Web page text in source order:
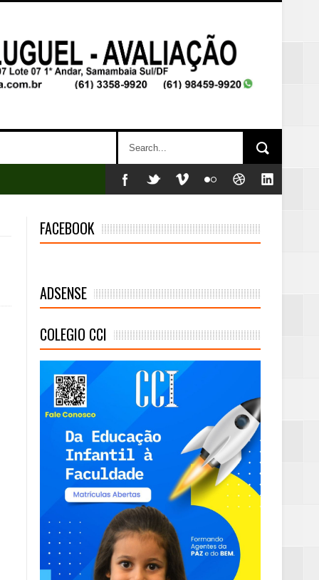
alcançada
FACEBOOK
ADSENSE
COLEGIO CCI